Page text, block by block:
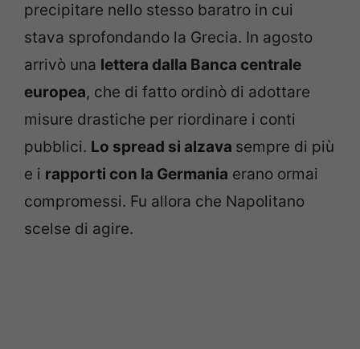
precipitare nello stesso baratro in cui
stava sprofondando la Grecia. In agosto
arrivò una lettera dalla Banca centrale
europea, che di fatto ordinò di adottare
misure drastiche per riordinare i conti
pubblici. Lo spread si alzava sempre di più
e i rapporti con la Germania erano ormai
compromessi. Fu allora che Napolitano
scelse di agire.